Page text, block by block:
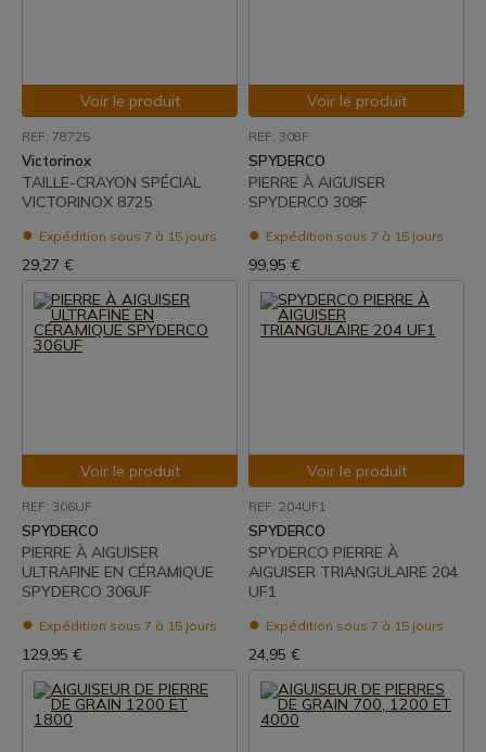
Voir le produit
REF: 78725
Victorinox
TAILLE-CRAYON SPÉCIAL
VICTORINOX 8725
Expédition sous 7 à 15 jours
29,27 €
Voir le produit
REF: 308F
SPYDERCO
PIERRE À AIGUISER
SPYDERCO 308F
Expédition sous 7 à 15 jours
99,95 €
Voir le produit
REF: 306UF
SPYDERCO
PIERRE À AIGUISER
ULTRAFINE EN CÉRAMIQUE
SPYDERCO 306UF
Expédition sous 7 à 15 jours
129,95 €
Voir le produit
REF: 204UF1
SPYDERCO
SPYDERCO PIERRE À
AIGUISER TRIANGULAIRE 204
UF1
Expédition sous 7 à 15 jours
24,95 €